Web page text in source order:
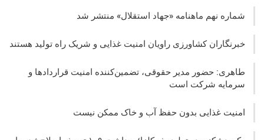
شماره نهم ماهنامه «جهاد استقلال» منتشر شد
خبرنگاران کشاورزی راویان امنیت غذایی و شریک راه تولید هستند
طاهری: حضور مدیر حقوقی، تضمین‌کننده امنیت قراردادها و
سرمایه شرکت‌ است
امنیت غذایی بدون حفظ آب و خاک ممکن نیست